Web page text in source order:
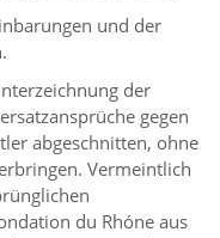
und der
der
gegen
abgeschnitten, ohne
Vermeintlich
du Rhóne aus